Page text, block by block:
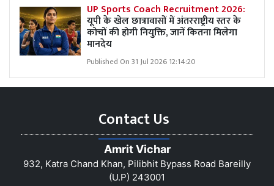
UP Sports Coach Recruitment 2026:
यूपी के खेल छात्रावासों में अंतरराष्ट्रीय स्तर के
कोचों की होगी नियुक्ति, जानें कितना मिलेगा
मानदेय
Published On 31 Jul 2026 12:14:20
Contact Us
Amrit Vichar
932, Katra Chand Khan, Pilibhit Bypass Road Bareilly
(U.P) 243001